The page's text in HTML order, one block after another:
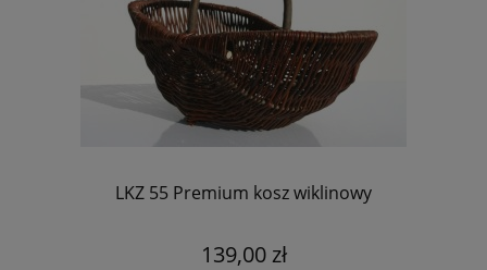
LKZ 55 Premium kosz wiklinowy
139,00 zł